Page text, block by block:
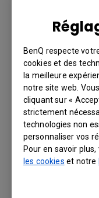
BenQ respecte
cookies et des
la meilleure
notre site web.
cliquant sur «
strictement
technologies non
personnaliser vos
Pour en savoir
les cookies et notre
Alerte